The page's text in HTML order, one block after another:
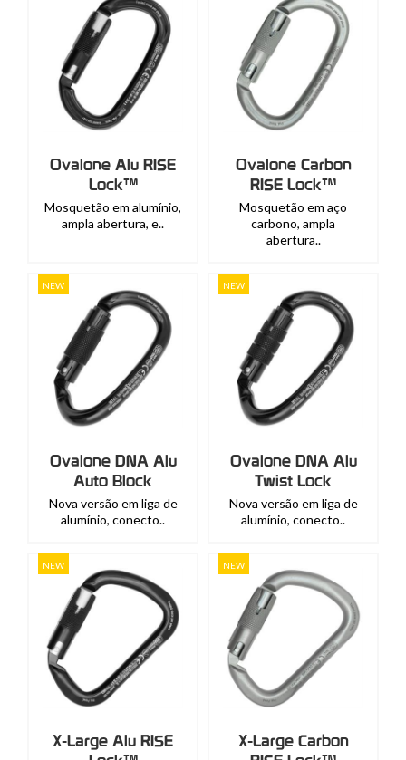
Ovalone Alu RISE
Lock™
Mosquetão em alumínio,
ampla abertura, e..
Ovalone Carbon
RISE Lock™
Mosquetão em aço
carbono, ampla
abertura..
NEW
Ovalone DNA Alu
Auto Block
Nova versão em liga de
alumínio, conecto..
NEW
Ovalone DNA Alu
Twist Lock
Nova versão em liga de
alumínio, conecto..
NEW
X-Large Alu RISE
NEW
X-Large Carbon